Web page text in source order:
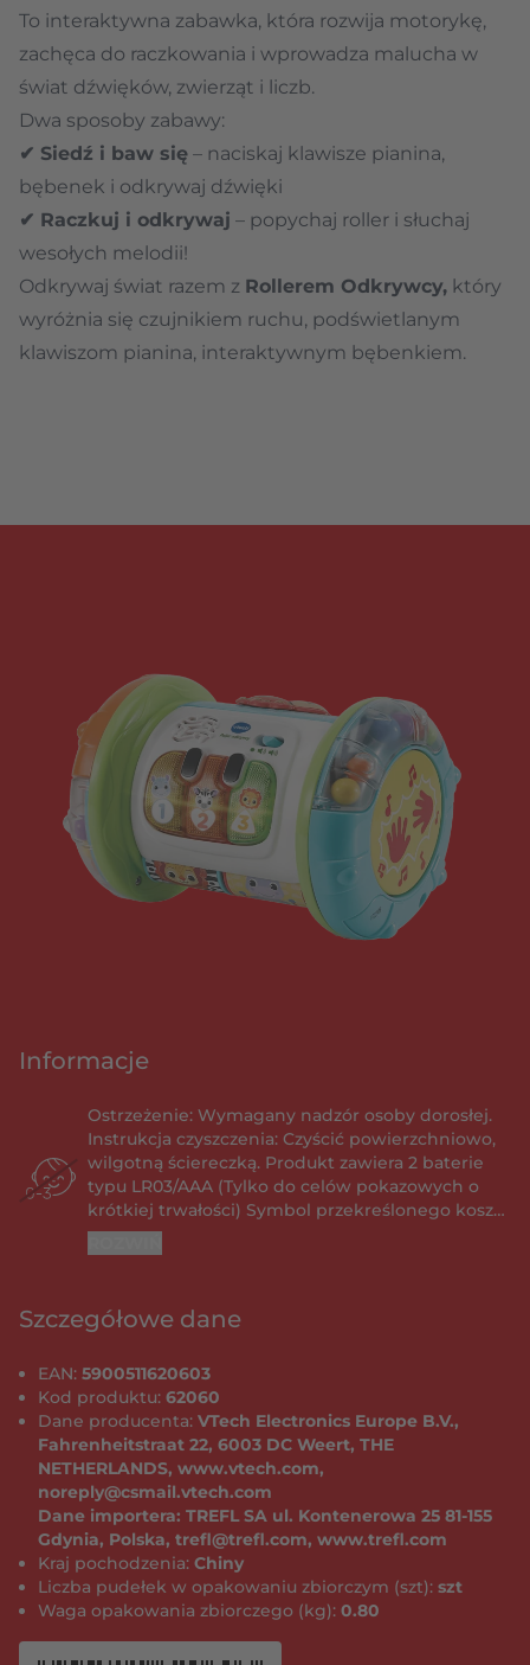
To interaktywna zabawka, która rozwija motorykę,
zachęca do raczkowania i wprowadza malucha w
świat dźwięków, zwierząt i liczb.
Dwa sposoby zabawy:
✔ Siedź i baw się – naciskaj klawisze pianina,
bębenek i odkrywaj dźwięki
✔ Raczkuj i odkrywaj – popychaj roller i słuchaj
wesołych melodii!
Odkrywaj świat razem z Rollerem Odkrywcy, który
wyróżnia się czujnikiem ruchu, podświetlanym
klawiszom pianina, interaktywnym bębenkiem.
Informacje
Ostrzeżenie: Wymagany nadzór osoby dorosłej.
Instrukcja czyszczenia: Czyścić powierzchniowo,
wilgotną ściereczką. Produkt zawiera 2 baterie
typu LR03/AAA (Tylko do celów pokazowych o
krótkiej trwałości) Symbol przekreślonego kosza
oznacza, ze produktu nie wolno wyrzucać do
śmieci komunalnych, ponieważ baterie zawierają
środowiska i zdrowia ludzkiego. Należy
skontaktować się z lokalnymi władzami, aby
INFORMACJE DOTYCZĄCE BEZPIECZNEGO
UŻYWANIA BATERII Baterie dostarczone w
produkcie pozwalają jedynie na jego
przetestowanie w sklepie, nie są natomiast
odpowiednie do długotrwałego użytkowania. W
produkcie mogą być używane wyłącznie baterie
wymienione w instrukcji. Nie należy stosować
baterii różnych rodzajów, ani nowych z
używanymi. Nie wolno stosować uszkodzonych
baterii. Baterie należy zakładać z zachowaniem
poprawnej biegunowości (+/-). Nie wolno zwierać
zacisków zasilania. Wyczerpane baterie należy
usunąć z zabawki. Jeżeli zabawka nie jest
Szczegółowe dane
EAN: 5900511620603
Kod produktu: 62060
Dane producenta: VTech Electronics Europe B.V.,
Fahrenheitstraat 22, 6003 DC Weert, THE
NETHERLANDS, www.vtech.com,
noreply@csmail.vtech.com
Dane importera: TREFL SA ul. Kontenerowa 25 81-155
Gdynia, Polska, trefl@trefl.com, www.trefl.com
Kraj pochodzenia: Chiny
Liczba pudełek w opakowaniu zbiorczym (szt): szt
Waga opakowania zbiorczego (kg): 0.80